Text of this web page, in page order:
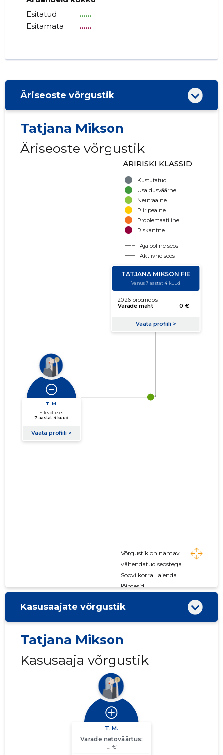
Esitatud
......
Esitamata
......
Äriseoste võrgustik
Tatjana Mikson
Äriseoste võrgustik
ÄRIRISKI KLASSID
Kustutatud
Usaldusväärne
Neutraalne
Piiripealne
Problemaatiline
Riskantne
Ajalooline seos
Aktiivne seos
käibe suurus
võla suurus
Võrgustik on nähtav
vähendatud seostega
Soovi korral laienda
lõimesid
Kasusaajate võrgustik
Tatjana Mikson
Kasusaaja võrgustik